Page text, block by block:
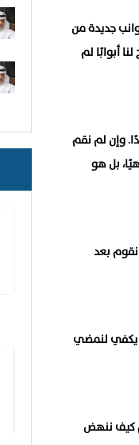
جديدة من
أبوابًا لم
وإن لم نقم
بل هو
نقوم بعد
يكفي لنمضي
كيف ننهض